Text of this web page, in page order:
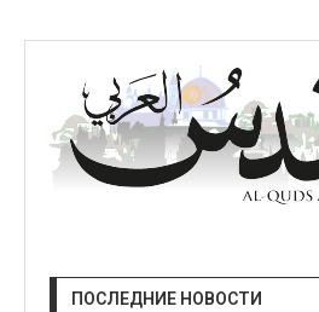
ПОСЛЕДНИЕ НОВОСТИ